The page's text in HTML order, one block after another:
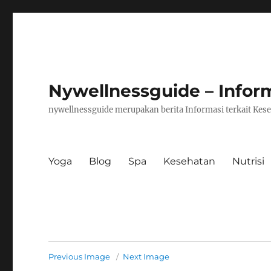
Nywellnessguide –
nywellnessguide merupakan berita Informasi terkait
Yoga Blog Spa Kesehatan Nutrisi
Previous Image Next Image